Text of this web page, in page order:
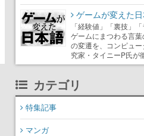
ゲームが変えた
「経験値」「裏技」
ゲームにまつわる言
の変遷を、コンピュ
究家・タイニーP氏が
カテゴリ
特集記事
マンガ